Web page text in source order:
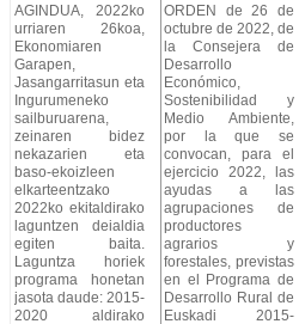
AGINDUA, 2022ko
urriaren 26koa,
Ekonomiaren
Garapen,
Jasangarritasun eta
Ingurumeneko
sailburuarena,
zeinaren bidez
nekazarien eta
baso-ekoizleen
elkarteentzako
2022ko ekitaldirako
laguntzen deialdia
egiten baita.
Laguntza horiek
programa honetan
jasota daude: 2015-
2020 aldirako
ORDEN de 26 de
octubre de 2022, de
la Consejera de
Desarrollo
Económico,
Sostenibilidad y
Medio Ambiente,
por la que se
convocan, para el
ejercicio 2022, las
ayudas a las
agrupaciones de
productores
agrarios y
forestales, previstas
en el Programa de
Desarrollo Rural de
Euskadi 2015-